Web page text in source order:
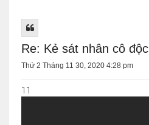
Re: Kẻ sát nhân cô độc
Thứ 2 Tháng 11 30, 2020 4:28 pm
11